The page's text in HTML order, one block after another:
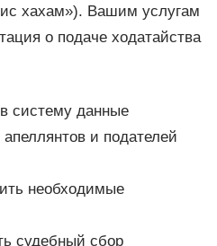
хахам»). Вашим услугам
о подаче ходатайства
систему данные
и подателей
необходимые
судебный сбор